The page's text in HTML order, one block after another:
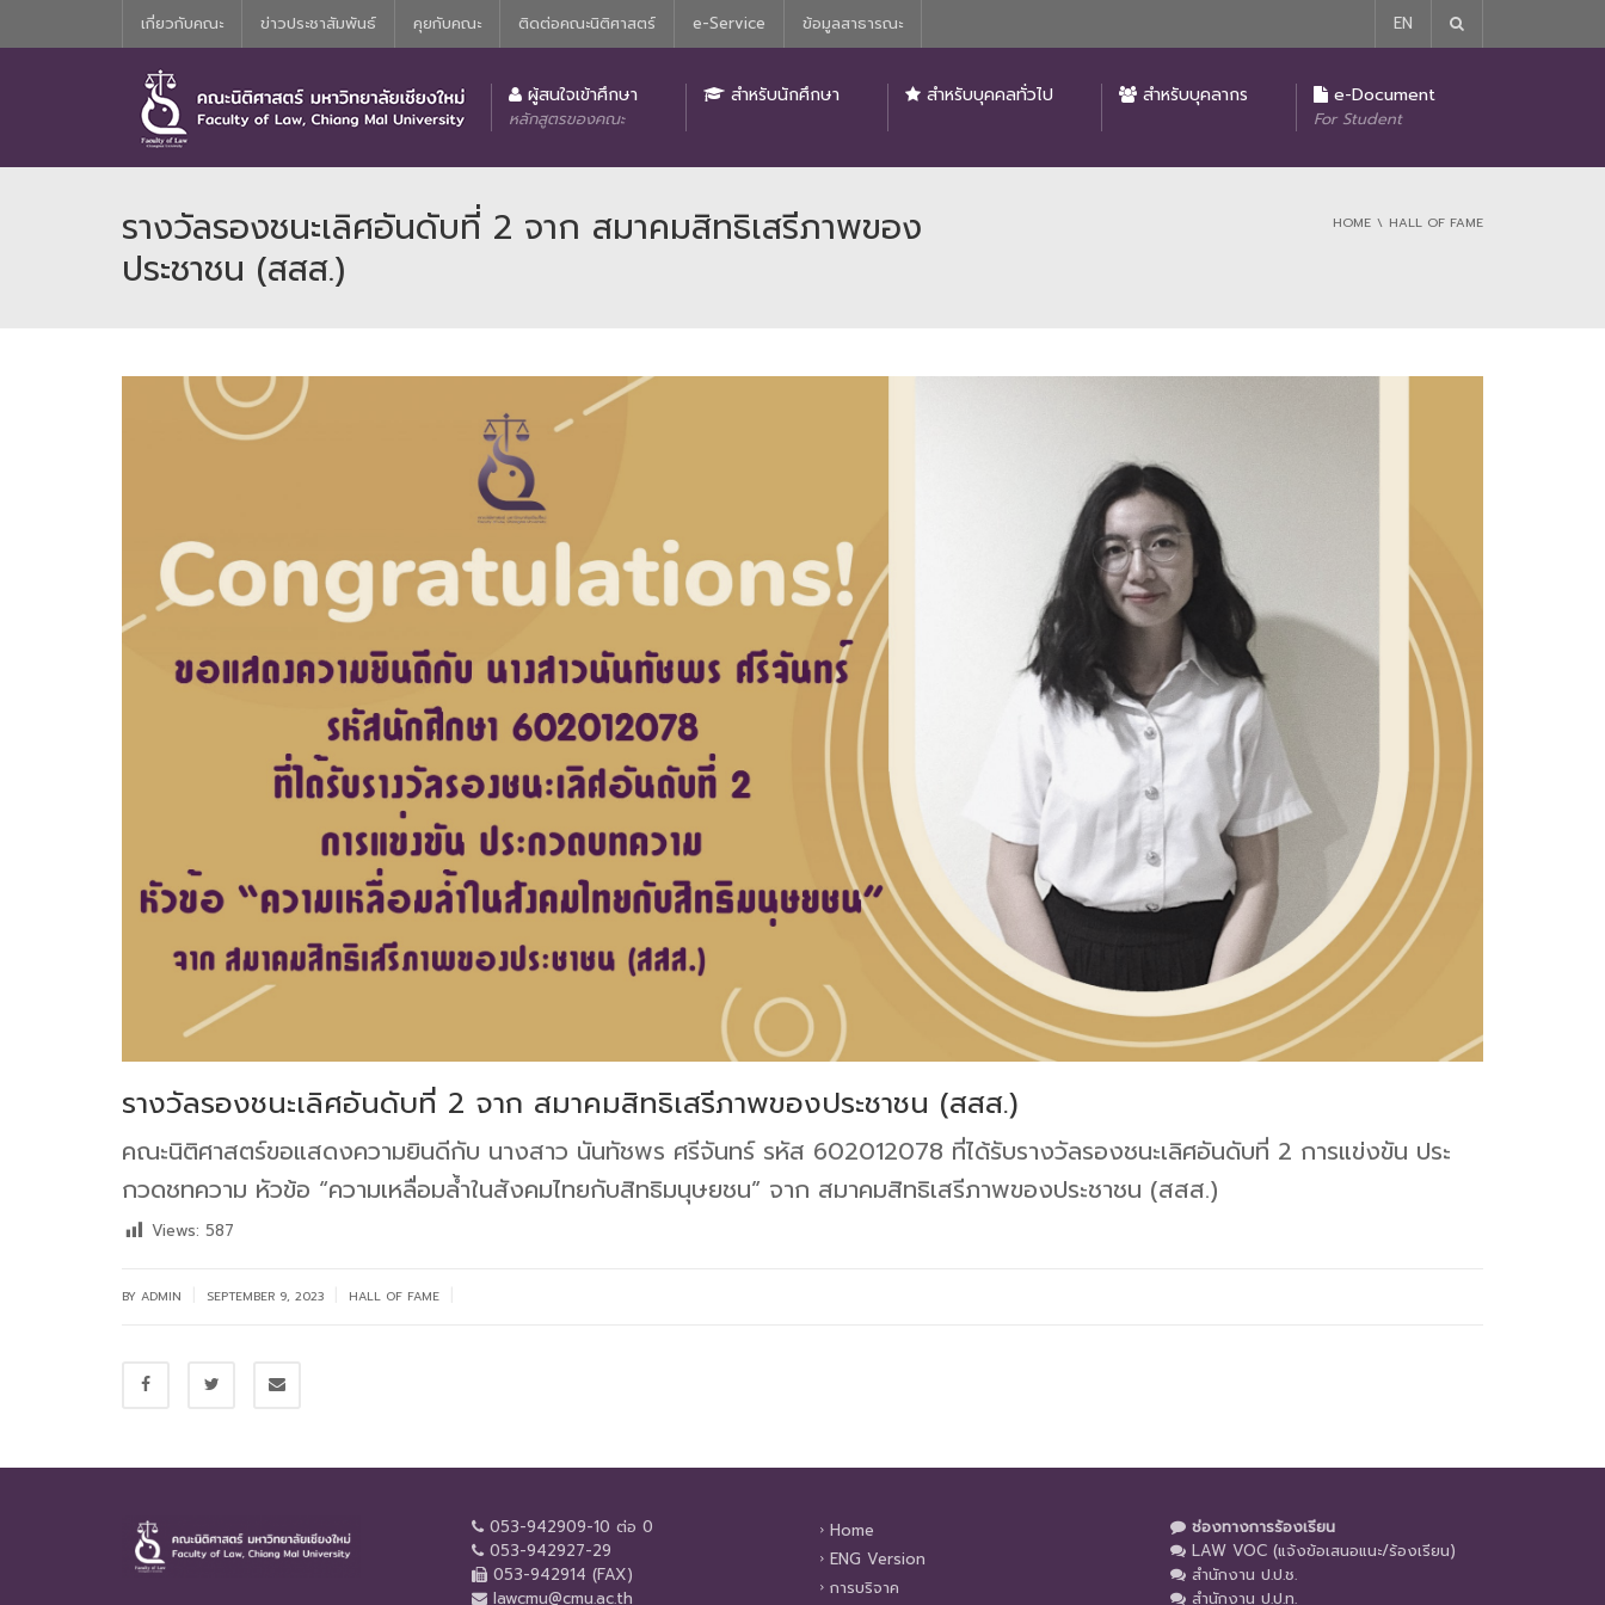
เกี่ยวกับคณะ ข่าวประชาสัมพันธ์ คุยกับคณะ ติดต่อคณะนิติศาสตร์ e-Service ข้อมูลสาธารณะ EN
ผู้สนใจเข้าศึกษา
หลักสูตรของคณะ
สำหรับนักศึกษา สำหรับบุคคลทั่วไป สำหรับบุคลากร e-Document
For Student
รางวัลรองชนะเลิศอันดับที่ 2 จาก สมาคมสิทธิเสรีภาพของ
ประชาชน (สสส.)
HOME HALL OF FAME
รางวัลรองชนะเลิศอันดับที่ 2 จาก สมาคมสิทธิเสรีภาพของประชาชน (สสส.)
คณะนิติศาสตร์ขอแสดงความยินดีกับ นางสาว นันทัชพร ศรีจันทร์ รหัส 602012078 ที่ได้รับรางวัลรองชนะเลิศอันดับที่ 2 การแข่งขัน ประ
กวดชทความ หัวข้อ “ความเหลื่อมล้ำในสังคมไทยกับสิทธิมนุษยชน” จาก สมาคมสิทธิเสรีภาพของประชาชน (สสส.)
Views: 587
BY ADMIN SEPTEMBER 9, 2023 HALL OF FAME
053-942909-10 ต่อ 0
053-942927-29
053-942914 (FAX)
lawcmu@cmu.ac.th
Home
ENG Version
การบริจาค
ช่องทางการร้องเรียน
LAW VOC (แจ้งข้อเสนอแนะ/ร้องเรียน)
สำนักงาน ป.ป.ช.
สำนักงาน ป.ป.ท.